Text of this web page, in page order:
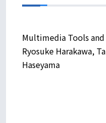
Multimedia Tools
Ryosuke Harakawa,
Haseyama